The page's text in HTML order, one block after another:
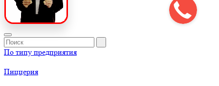
По типу предприятия
Пиццерия